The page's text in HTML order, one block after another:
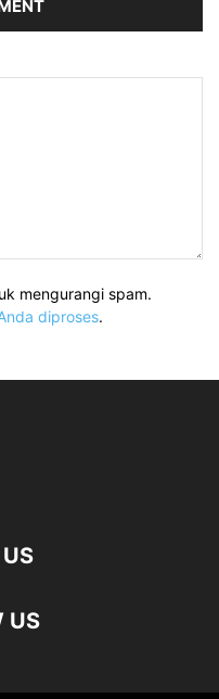
mengurangi spam.
diproses.
US